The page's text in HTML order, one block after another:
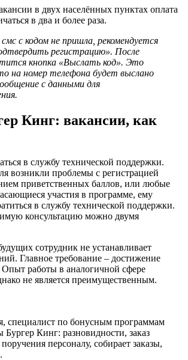
в двух населённых пунктах оплата
в два и более раза.
с кодом не пришла, рекомендуется
регистрацию». После
кнопка «Выслать код». Это
на номер телефона будет выслано
с данными для
Кинг: вакансии, как
в службу технической поддержки.
возникли проблемы с регистрацией
приветственных баллов, или любые
участия в программе, ему
в службу технической поддержки.
консультацию можно двумя
сотрудник не устанавливает
Главное требование – достижение
работы в аналогичной сфере
не является преимущественным.
специалист по бонусным программам
Кинг: разновидности, заказ
персоналу, собирает заказы,